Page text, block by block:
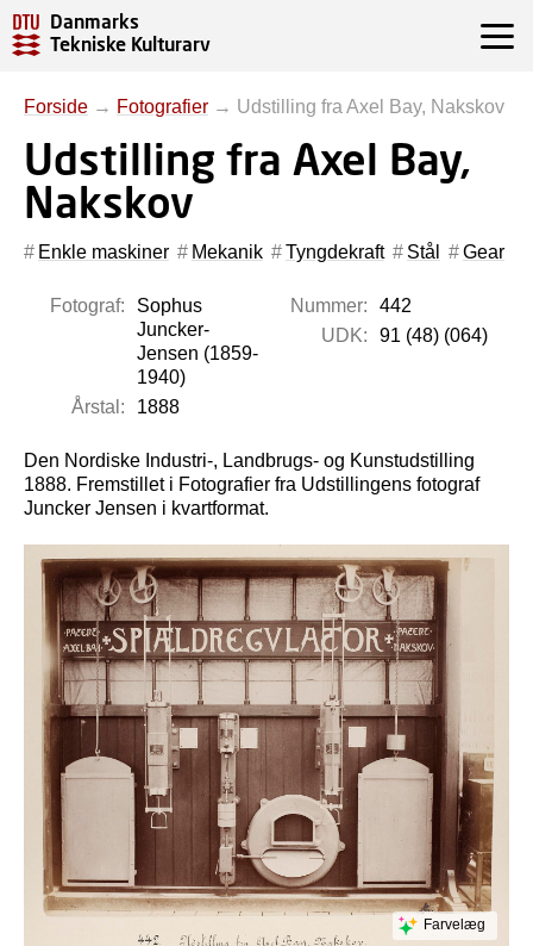
Danmarks
Tekniske Kulturarv
Forside → Fotografier → Udstilling fra Axel Bay, Nakskov
Udstilling fra Axel Bay,
Nakskov
Enkle maskiner Mekanik Tyngdekraft Stål Gear
Fotograf:
Sophus
Juncker-
Jensen (1859-
1940)
Årstal:
1888
Nummer:
442
UDK:
91 (48) (064)
Den Nordiske Industri-, Landbrugs- og Kunstudstilling
1888. Fremstillet i Fotografier fra Udstillingens fotograf
Juncker Jensen i kvartformat.
Farvelæg